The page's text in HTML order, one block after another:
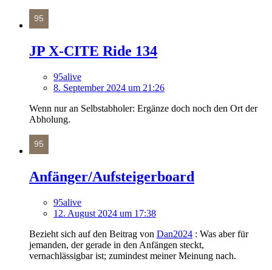
JP X-CITE Ride 134
95alive
8. September 2024 um 21:26
Wenn nur an Selbstabholer: Ergänze doch noch den Ort der
Abholung.
Anfänger/Aufsteigerboard
95alive
12. August 2024 um 17:38
Bezieht sich auf den Beitrag von Dan2024 : Was aber für
jemanden, der gerade in den Anfängen steckt,
vernachlässigbar ist; zumindest meiner Meinung nach.